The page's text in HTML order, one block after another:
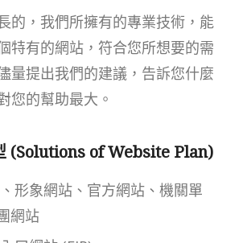
的，我們所擁有的專業技術，能
特有的網站，符合您所想要的需
量提出我們的建議，告訴您什麼
您的幫助最大。
(Solutions of Website Plan)
形象網站、官方網站、機關單
網站